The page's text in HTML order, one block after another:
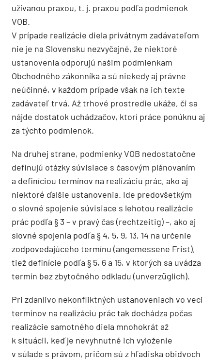
užívanou praxou, t. j. praxou podľa podmienok
VOB.
V prípade realizácie diela privátnym zadávateľom
nie je na Slovensku nezvyčajné, že niektoré
ustanovenia odporujú našim podmienkam
Obchodného zákonníka a sú niekedy aj právne
neúčinné, v každom prípade však na ich texte
zadávateľ trvá. Až trhové prostredie ukáže, či sa
nájde dostatok uchádzačov, ktorí práce ponúknu aj
za týchto podmienok.
Na druhej strane, podmienky VOB nedostatočne
definujú otázky súvisiace s časovým plánovaním
a definíciou termínov na realizáciu prác, ako aj
niektoré ďalšie ustanovenia. Ide predovšetkým
o slovné spojenie súvisiace s lehotou realizácie
prác podľa § 3 – v pravý čas (rechtzeitig) –, ako aj
slovné spojenia podľa § 4, 5, 9, 13, 14 na určenie
zodpovedajúceho termínu (angemessene Frist),
tiež definície podľa § 5, 6 a 15, v ktorých sa uvádza
termín bez zbytočného odkladu (unverzüglich).
Pri zdanlivo nekonfliktných ustanoveniach vo veci
termínov na realizáciu prác tak dochádza počas
realizácie samotného diela mnohokrát až
k situácii, keď je nevyhnutné ich vyloženie
v súlade s právom, pričom sú z hľadiska obidvoch